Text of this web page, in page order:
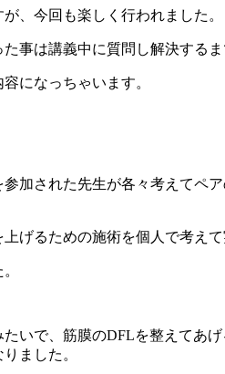
、今回も楽しく行われました。
事は講義中に質問し解決するま
になっちゃいます。
加された先生が各々考えてペ
げるための施術を個人で考えて
いで、筋膜のDFLを整えてあ
ました。